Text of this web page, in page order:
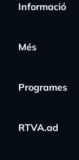
Informació
Més
Programes
RTVA.ad